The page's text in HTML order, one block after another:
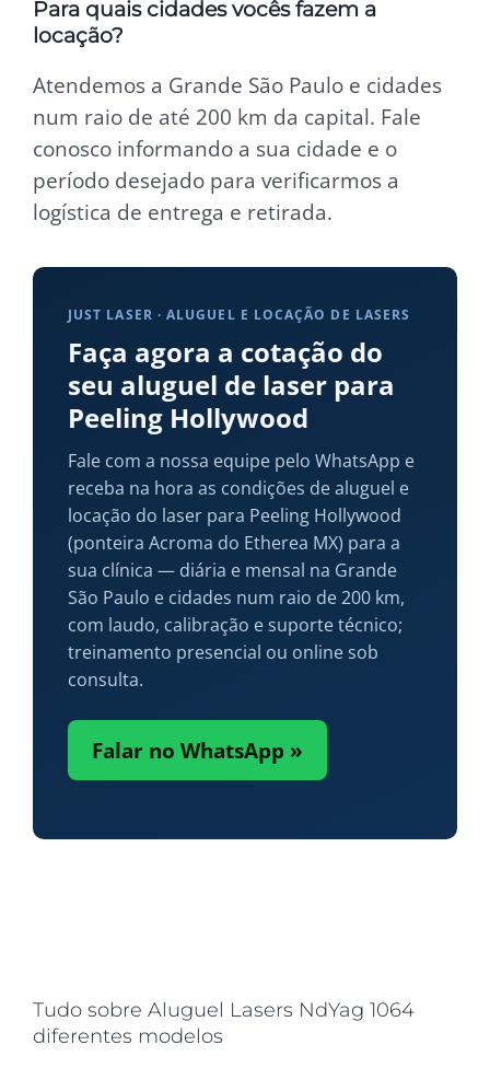
Para quais cidades vocês fazem a
locação?
Atendemos a Grande São Paulo e cidades
num raio de até 200 km da capital. Fale
conosco informando a sua cidade e o
período desejado para verificarmos a
logística de entrega e retirada.
JUST LASER · ALUGUEL E LOCAÇÃO DE LASERS
Faça agora a cotação do
seu aluguel de laser para
Peeling Hollywood
Fale com a nossa equipe pelo WhatsApp e
receba na hora as condições de aluguel e
locação do laser para Peeling Hollywood
(ponteira Acroma do Etherea MX) para a
sua clínica — diária e mensal na Grande
São Paulo e cidades num raio de 200 km,
com laudo, calibração e suporte técnico;
treinamento presencial ou online sob
consulta.
Falar no WhatsApp »
Tudo sobre Aluguel Lasers NdYag 1064
diferentes modelos